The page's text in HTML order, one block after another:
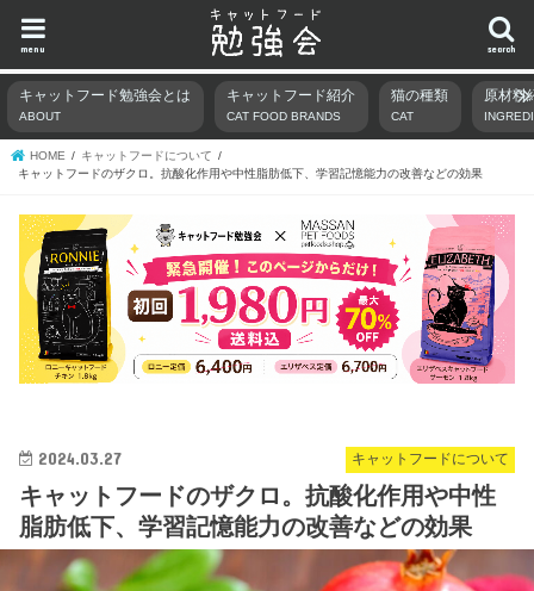
search
menu
キャットフード勉強会とは
ABOUT
キャットフード紹介
CAT FOOD BRANDS
猫の種類
CAT
原材料
HOME
キャットフードについて
キャットフードのザクロ。抗酸化作用や中性脂肪低下、学習記憶能力の改善などの効果
キャットフードについて
2024.03.27
キャットフードのザクロ。抗酸化作用や中性
脂肪低下、学習記憶能力の改善などの効果